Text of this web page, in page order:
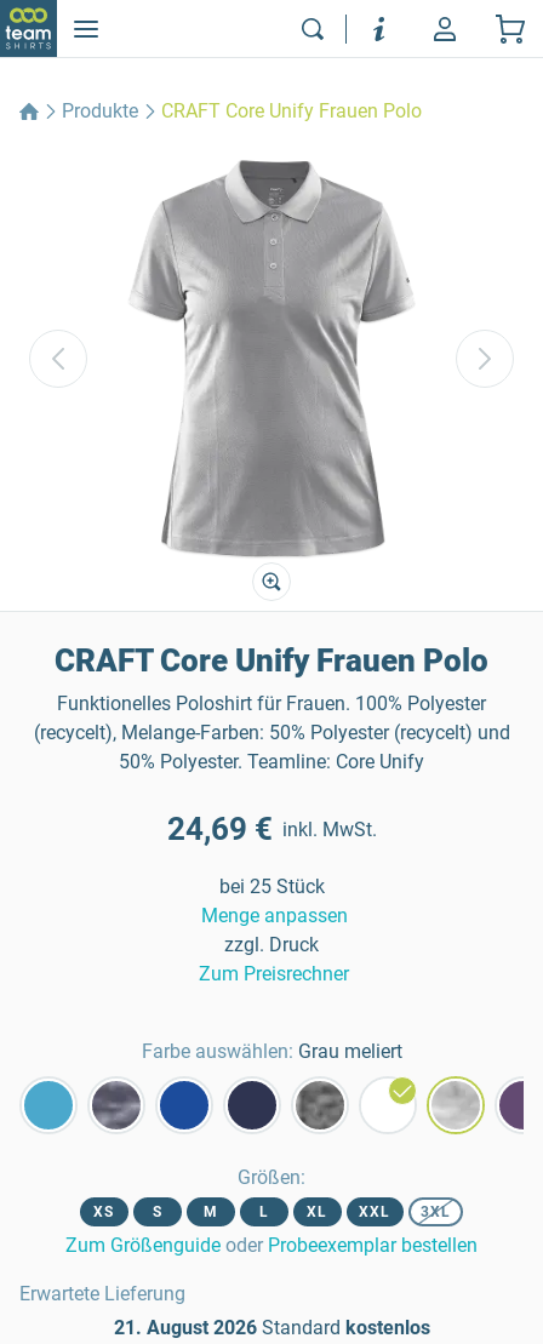
Produkte CRAFT Core Unify Frauen Polo
CRAFT Core Unify Frauen Polo
Funktionelles Poloshirt für Frauen. 100% Polyester
(recycelt), Melange-Farben: 50% Polyester (recycelt) und
50% Polyester. Teamline: Core Unify
24,69 € inkl. MwSt.
bei 25 Stück
Menge anpassen
zzgl. Druck
Zum Preisrechner
Farbe auswählen: Grau meliert
Größen:
XS S M L XL XXL 3XL
Zum Größenguide oder Probeexemplar bestellen
Erwartete Lieferung
21. August 2026 Standard kostenlos